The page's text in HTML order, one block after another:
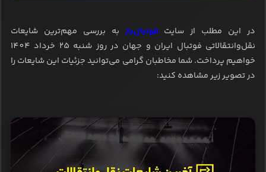
در این مطلب از سایت فوتبال‌باز به بررسی مهم‌ترین شایعات
نقل‌وانتقالاتی فوتبال ایران و جهان در روز شنبه 25 خرداد 1404
خواهیم پرداخت. شما مخاطبان گرامی می‌توانید جزئیات این شایعات را
در تصویر زیر مشاهده کنید: